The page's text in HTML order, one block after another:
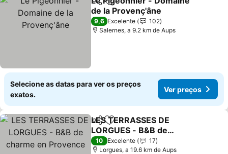
PartilharAdicionar aos favoritos
de la Provenç'âne
9,6 Excelente
102
Salernes, a 9.2 km de Aups
Selecione as datas para ver os preços
exatos.
Ver preços
PartilharAdicionar aos favoritos
LES TERRASSES DE
LORGUES - B&B de
charme en Provence
10 Excelente
17
Lorgues, a 19.6 km de Aups